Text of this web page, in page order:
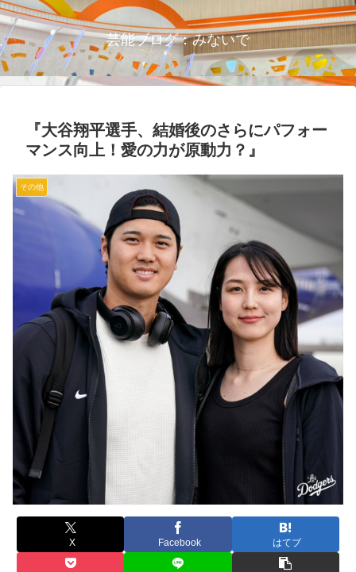
芸能ブログ：みないで
『大谷翔平選手、結婚後のさらにパフォー
マンス向上！愛の力が原動力？』
その他
X Facebook はてブ